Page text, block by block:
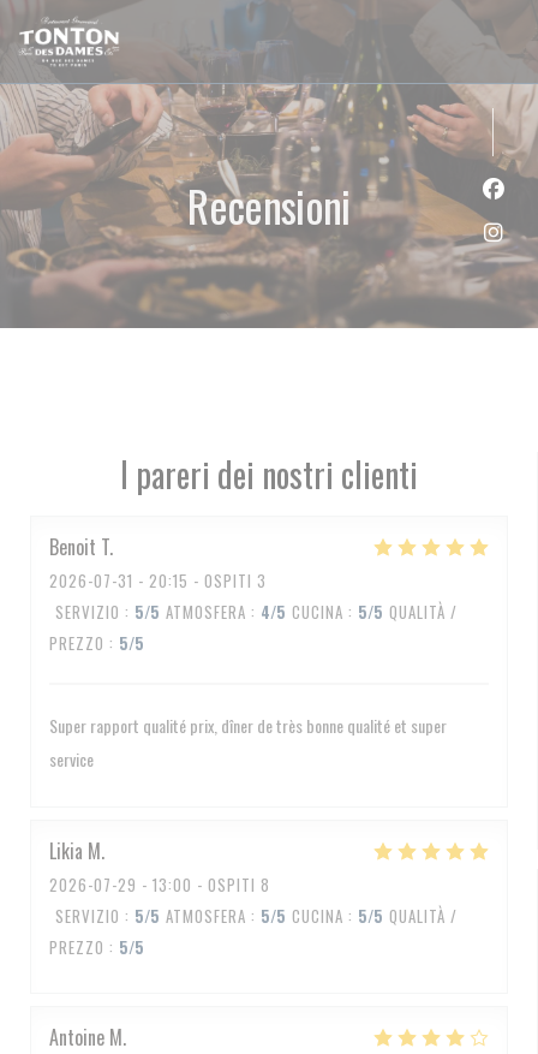
Personalizzazione delle tue scelte sui cookie
Recensioni
I pareri dei nostri clienti
Benoit T
2026-07-31 - 20:15 - OSPITI 3
SERVIZIO : 5/5 ATMOSFERA : 4/5 CUCINA : 5/5 QUALITÀ /
PREZZO : 5/5
Super rapport qualité prix, dîner de très bonne qualité et super
service
Likia M
2026-07-29 - 13:00 - OSPITI 8
SERVIZIO : 5/5 ATMOSFERA : 5/5 CUCINA : 5/5 QUALITÀ /
PREZZO : 5/5
Antoine M